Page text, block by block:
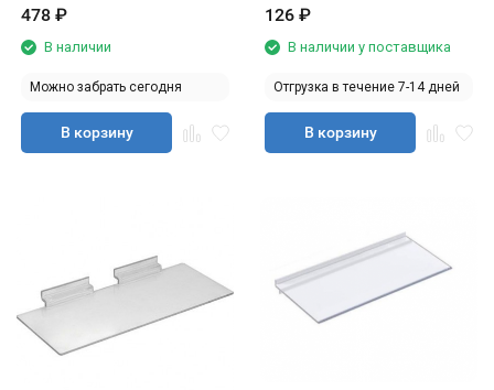
478 ₽
В наличии
Можно забрать сегодня
В корзину
126 ₽
В наличии у поставщика
Отгрузка в течение 7-14 дней
В корзину